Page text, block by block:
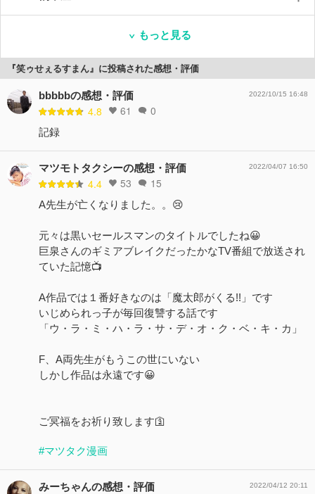
もっと見る
『笑ゥせぇるすまん』に投稿された感想・評価
bbbbbの感想・評価
4.8 61 0
2022/10/15 16:48
記録
マツモトタクシーの感想・評価
4.4 53 15
2022/04/07 16:50
A先生が亡くなりました。。😢
元々は黒いセールスマンのタイトルでしたね😀
巨泉さんのギミアブレイクだったかなTV番組で放送され
ていた記憶📺
A作品では１番好きなのは「魔太郎がくる!!」です
いじめられっ子が毎回復讐する話です
「ウ・ラ・ミ・ハ・ラ・サ・デ・オ・ク・ベ・キ・カ」
F、A両先生がもうこの世にいない
しかし作品は永遠です😀
ご冥福をお祈り致します🛐
#マツタク漫画
みーちゃんの感想・評価 2022/04/12 20:11